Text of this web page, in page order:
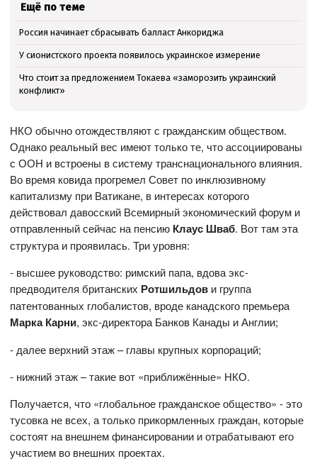
Ещё по теме
Россия начинает сбрасывать балласт Анкориджа
У сионистского проекта появилось украинское измерение
Что стоит за предложением Токаева «заморозить украинский
конфликт»
НКО обычно отождествляют с гражданским обществом.
Однако реальный вес имеют только те, что ассоциированы
с ООН и встроены в систему транснационального влияния.
Во время ковида прогремел Совет по инклюзивному
капитализму при Ватикане, в интересах которого
действовал давосский Всемирный экономический форум и
отправленный сейчас на пенсию Клаус Шваб. Вот там эта
структура и проявилась. Три уровня:
- высшее руководство: римский папа, вдова экс-
предводителя британских Ротшильдов и группа
патентованных глобалистов, вроде канадского премьера
Марка Карни, экс-директора Банков Канады и Англии;
- далее верхний этаж – главы крупных корпораций;
- нижний этаж – такие вот «приближённые» НКО.
Получается, что «глобальное гражданское общество» - это
тусовка не всех, а только прикормленных граждан, которые
состоят на внешнем финансировании и отрабатывают его
участием во внешних проектах.